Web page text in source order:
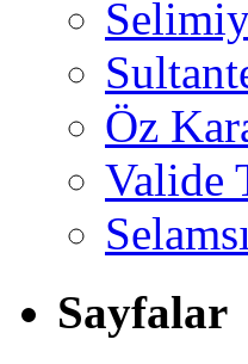
Öz
Valide
Sayfalar